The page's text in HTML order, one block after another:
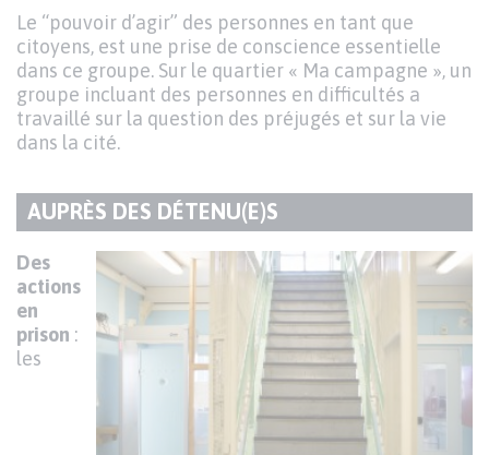
Le “pouvoir d’agir” des personnes en tant que
citoyens, est une prise de conscience essentielle
dans ce groupe. Sur le quartier « Ma campagne », un
groupe incluant des personnes en difficultés a
travaillé sur la question des préjugés et sur la vie
dans la cité.
TITRE
DU
PARAGRAPHE
AUPRÈS DES DÉTENU(E)S
Texte
Des
actions
en
prison :
les